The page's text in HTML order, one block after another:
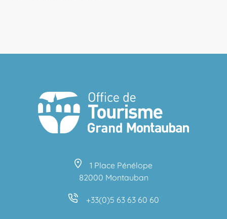
1 Place Pénélope
82000 Montauban
+33(0)5 63 63 60 60